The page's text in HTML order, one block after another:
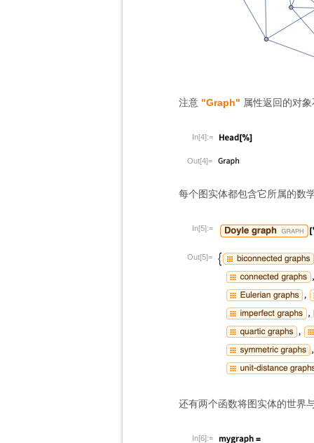
注意 "Graph" 属性返回的对
In[4]:=
Out[4]=
每个图实体都包含它所属的数
In[5]:=
Out[5]=
还有两个函数将图实体的世界
In[6]:=